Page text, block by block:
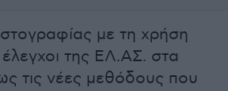
με τη χρήση
της ΕΛ.ΑΣ. στα
τις νέες μεθόδους που